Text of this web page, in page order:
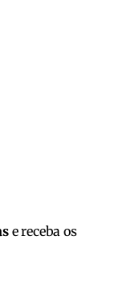
e receba os